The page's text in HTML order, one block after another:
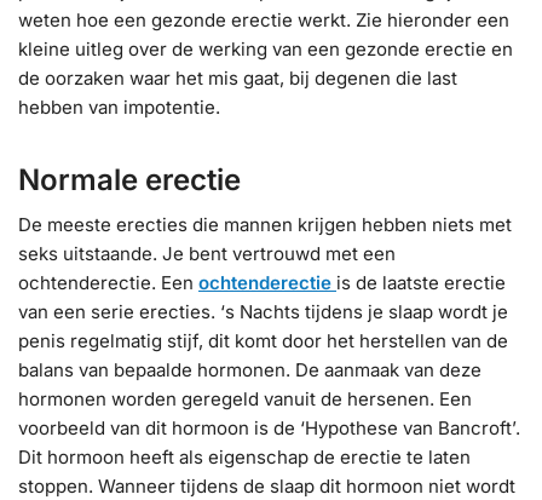
weten hoe een gezonde erectie werkt. Zie hieronder een
kleine uitleg over de werking van een gezonde erectie en
de oorzaken waar het mis gaat, bij degenen die last
hebben van impotentie.
Normale erectie
De meeste erecties die mannen krijgen hebben niets met
seks uitstaande. Je bent vertrouwd met een
ochtenderectie. Een ochtenderectie is de laatste erectie
van een serie erecties. ‘s Nachts tijdens je slaap wordt je
penis regelmatig stijf, dit komt door het herstellen van de
balans van bepaalde hormonen. De aanmaak van deze
hormonen worden geregeld vanuit de hersenen. Een
voorbeeld van dit hormoon is de ‘Hypothese van Bancroft’.
Dit hormoon heeft als eigenschap de erectie te laten
stoppen. Wanneer tijdens de slaap dit hormoon niet wordt